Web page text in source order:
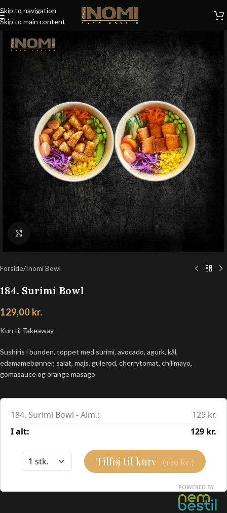
Skip to navigation
Skip to main content
Klik for at forstørre
Forside/Inomi Bowl
184. Surimi Bowl
129,00 kr.
Kun til Takeaway
Sushiris i bunden, toppet med surimi, avocado, agurk, kål,
edamamebønner, salat, majs, gulerod, cherrytomat, chilimayo,
gomasauce og orange masago